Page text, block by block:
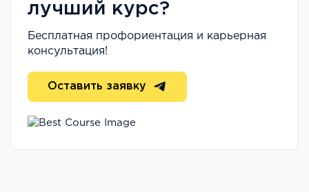
лучший курс?
Бесплатная профориентация и карьерная
консультация!
Оставить заявку